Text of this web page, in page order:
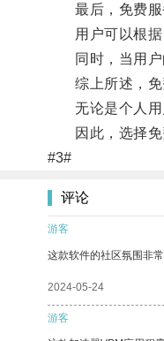
最后，免费服
用户可以根据
同时，当用户的
综上所述，免费
无论是个人用户
因此，选择免
#3#
评论
游客
这款软件的社区氛围非
2024-05-24
游客